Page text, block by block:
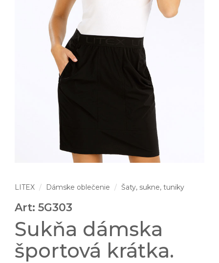
LITEX Dámske oblečenie Šaty, sukne, tuniky
Art: 5G303
Sukňa dámska
športová krátka.